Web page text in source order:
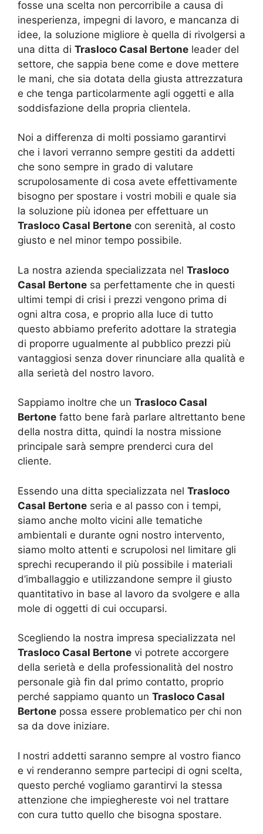
fosse una scelta non percorribile a causa di
inesperienza, impegni di lavoro, e mancanza di
idee, la soluzione migliore è quella di rivolgersi a
una ditta di Trasloco Casal Bertone leader del
settore, che sappia bene come e dove mettere
le mani, che sia dotata della giusta attrezzatura
e che tenga particolarmente agli oggetti e alla
soddisfazione della propria clientela.
Noi a differenza di molti possiamo garantirvi
che i lavori verranno sempre gestiti da addetti
che sono sempre in grado di valutare
scrupolosamente di cosa avete effettivamente
bisogno per spostare i vostri mobili e quale sia
la soluzione più idonea per effettuare un
Trasloco Casal Bertone con serenità, al costo
giusto e nel minor tempo possibile.
La nostra azienda specializzata nel Trasloco
Casal Bertone sa perfettamente che in questi
ultimi tempi di crisi i prezzi vengono prima di
ogni altra cosa, e proprio alla luce di tutto
questo abbiamo preferito adottare la strategia
di proporre ugualmente al pubblico prezzi più
vantaggiosi senza dover rinunciare alla qualità e
alla serietà del nostro lavoro.
Sappiamo inoltre che un Trasloco Casal
Bertone fatto bene farà parlare altrettanto bene
della nostra ditta, quindi la nostra missione
principale sarà sempre prenderci cura del
cliente.
Essendo una ditta specializzata nel Trasloco
Casal Bertone seria e al passo con i tempi,
siamo anche molto vicini alle tematiche
ambientali e durante ogni nostro intervento,
siamo molto attenti e scrupolosi nel limitare gli
sprechi recuperando il più possibile i materiali
d’imballaggio e utilizzandone sempre il giusto
quantitativo in base al lavoro da svolgere e alla
mole di oggetti di cui occuparsi.
Scegliendo la nostra impresa specializzata nel
Trasloco Casal Bertone vi potrete accorgere
della serietà e della professionalità del nostro
personale già fin dal primo contatto, proprio
perché sappiamo quanto un Trasloco Casal
Bertone possa essere problematico per chi non
sa da dove iniziare.
I nostri addetti saranno sempre al vostro fianco
e vi renderanno sempre partecipi di ogni scelta,
questo perché vogliamo garantirvi la stessa
attenzione che impieghereste voi nel trattare
con cura tutto quello che bisogna spostare.